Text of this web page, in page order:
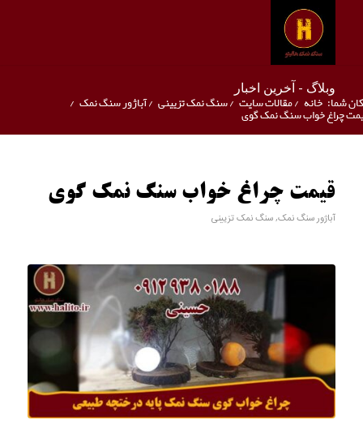
وبلاگ - آخرین اخبار
شما: خانه /مقالات سایت /سنگ نمک تزیینی /آباژور سنگ نمک /
چراغ خواب سنگ نمک گوی
قیمت چراغ خواب سنگ نمک گوی
آباژور سنگ نمک, سنگ نمک تزیینی